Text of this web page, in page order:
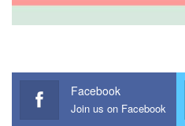
Facebook
Join us on Facebook